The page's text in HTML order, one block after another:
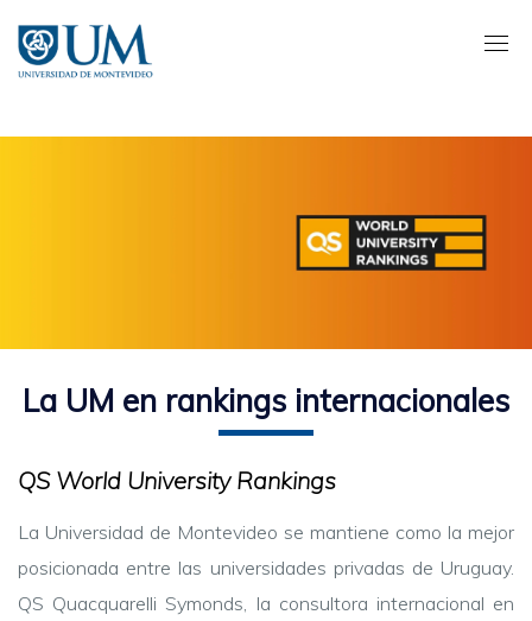
contenido
principal
La UM en rankings internacionales
QS World University Rankings
La Universidad de Montevideo se mantiene como la mejor
posicionada entre las universidades privadas de Uruguay.
QS Quacquarelli Symonds, la consultora internacional en